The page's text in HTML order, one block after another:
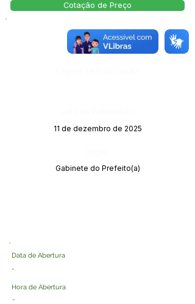
Cotação de Preço
Número do Diário:
14166
11 de dezembro de 2025
Gabinete do Prefeito(a)
Data de Abertura
-
Hora de Abertura
-